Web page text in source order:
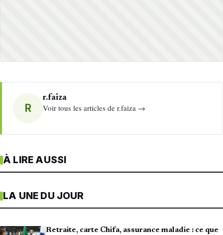
R
r.faiza
Voir tous les articles de r.faiza →
À LIRE AUSSI
LA UNE DU JOUR
Retraite, carte Chifa, assurance maladie : ce que